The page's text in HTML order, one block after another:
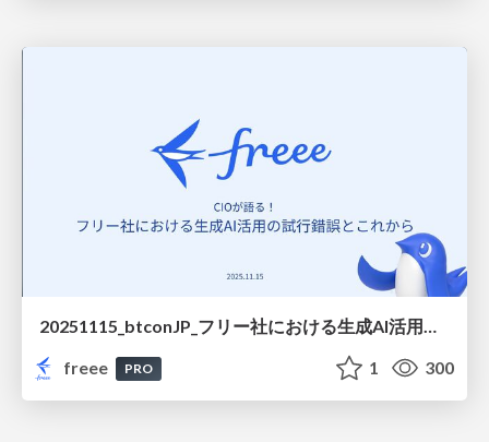
20251115_btconJP_フリー社における生成AI活用の試行錯誤とこれから
freee
PRO 1 300